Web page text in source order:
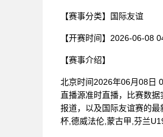
【赛事分类】 国际友谊
【开赛时间】 2026-06-08
【赛事介绍】
北京时间2026年06月08日
直播源准时直播，比赛数
报道，以及国际友谊赛的
杯,德威法伦,蒙古甲,芬兰